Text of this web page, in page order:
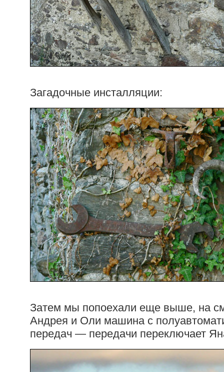
Загадочные инсталляции:
Затем мы попоехали еще выше, на
Андрея и Оли машина с
передач — передачи переключает